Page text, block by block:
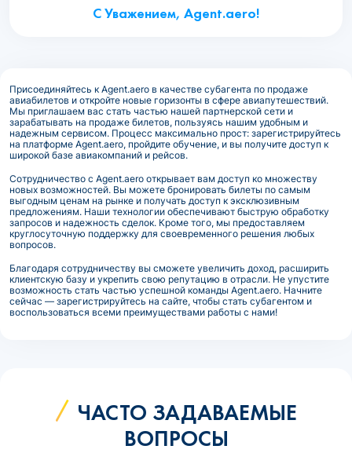
С Уважением, Agent.aero!
Присоединяйтесь к Agent.aero в качестве субагента по продаже
авиабилетов и откройте новые горизонты в сфере авиапутешествий.
Мы приглашаем вас стать частью нашей партнерской сети и
зарабатывать на продаже билетов, пользуясь нашим удобным и
надежным сервисом. Процесс максимально прост: зарегистрируйтесь
на платформе Agent.aero, пройдите обучение, и вы получите доступ к
широкой базе авиакомпаний и рейсов.
Сотрудничество с Agent.aero открывает вам доступ ко множеству
новых возможностей. Вы можете бронировать билеты по самым
выгодным ценам на рынке и получать доступ к эксклюзивным
предложениям. Наши технологии обеспечивают быструю обработку
запросов и надежность сделок. Кроме того, мы предоставляем
круглосуточную поддержку для своевременного решения любых
вопросов.
Благодаря сотрудничеству вы сможете увеличить доход, расширить
клиентскую базу и укрепить свою репутацию в отрасли. Не упустите
возможность стать частью успешной команды Agent.aero. Начните
сейчас — зарегистрируйтесь на сайте, чтобы стать субагентом и
воспользоваться всеми преимуществами работы с нами!
ЧАСТО ЗАДАВАЕМЫЕ
ВОПРОСЫ